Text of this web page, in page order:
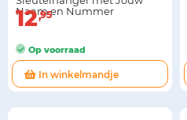
Naam en Nummer
12 95
Op voorraad
In winkelmandje